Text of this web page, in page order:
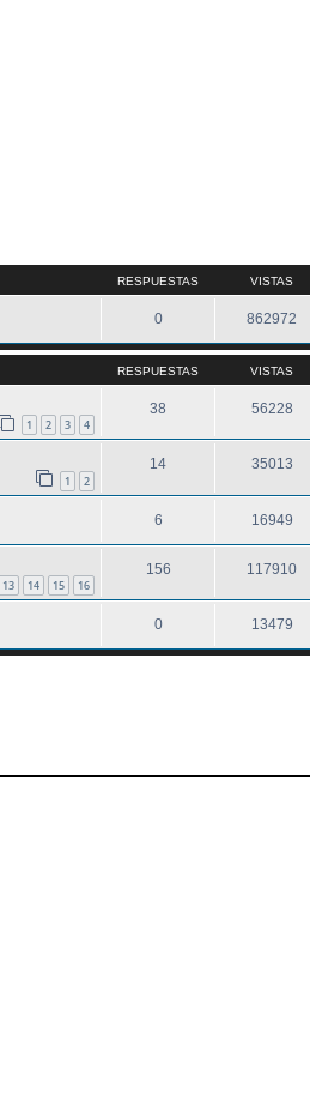
RESPUESTAS VISTAS
0 862972
RESPUESTAS VISTAS
1 2 3 4
38 56228
1 2
14 35013
6 16949
13 14 15 16
156 117910
0 13479